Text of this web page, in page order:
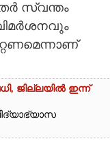
സ്വന്തം
ജില്ലയിൽ ഇന്ന്